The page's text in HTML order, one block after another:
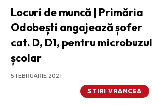
Locuri de muncă | Primăria
Odobești angajează șofer
cat. D, D1, pentru microbuzul
școlar
5 FEBRUARIE 2021
STIRI VRANCEA